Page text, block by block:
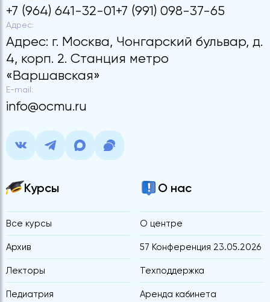
+7 (964) 641-32-01+7 (991) 098-37-65
Адрес:
Адрес: г. Москва, Чонгарский бульвар, д.
4, корп. 2. Станция метро
«Варшавская»
E-mail:
info@ocmu.ru
Курсы
Все курсы
Архив
Лекторы
Педиатрия
О нас
О центре
57 Конференция 23.05.2026
Техподдержка
Аренда кабинета